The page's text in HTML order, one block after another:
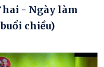
hai - Ngày làm
chiều)